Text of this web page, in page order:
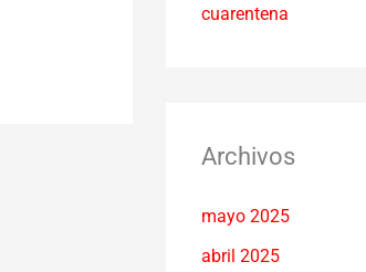
cuarentena
Archivos
mayo 2025
abril 2025